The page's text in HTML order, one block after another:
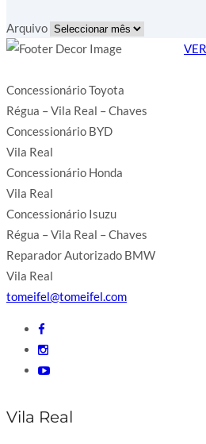
Arquivo
Concessionário Toyota
Régua – Vila Real – Chaves
Concessionário BYD
Vila Real
Concessionário Honda
Vila Real
Concessionário Isuzu
Régua – Vila Real – Chaves
Reparador Autorizado BMW
Vila Real
tomeifel@tomeifel.com
Vila Real